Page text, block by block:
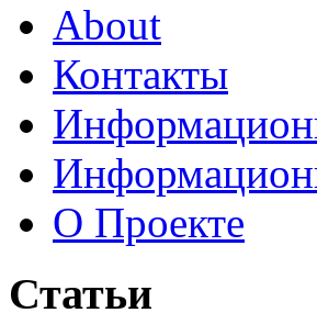
About
Контакты
О Проекте
Статьи